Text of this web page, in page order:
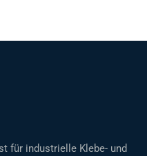
für industrielle Klebe- und